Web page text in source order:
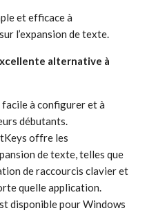
et efficace à
l’expansion de texte.
alternative à
à configurer et à
débutants.
offre les
de texte, telles que
de raccourcis clavier et
quelle application.
disponible pour Windows